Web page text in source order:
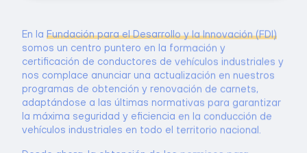
Fundación para el Desarrollo y la Innovación (FDI)
somos un centro puntero en la formación y
certificación de conductores de vehículos industriales y
nos complace anunciar una actualización en nuestros
programas de obtención y renovación de carnets,
adaptándose a las últimas normativas para garantizar
la máxima seguridad y eficiencia en la conducción de
vehículos industriales en todo el territorio nacional.